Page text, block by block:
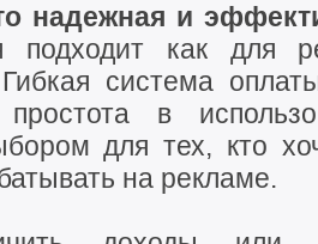
надежная и
подходит как для
система
в
для тех, кто
на рекламе.